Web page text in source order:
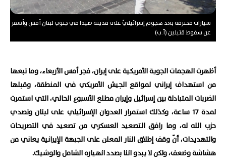
سيارات محترقة بعد هجوم إسرائيليّ على مدينة صيدا في جنوب لبنان أمس وأسفر
عن سقوط قتيلين (أ.ب)
أظهرت الهجمات الجوية الأمريكية على إيران، فجر أمس الأربعاء، وما تبعها
من استهداف إيراني لمواقع الجيش الأمريكي في المنطقة، وقبلها
الضربات المتبادلة بين إسرائيل وإيران مطلع الأسبوع الحالي، التي استمرت
لمدة 17 ساعة، وكذلك استمرار العدوان الإسرائيلي على لبنان وتصدي
حزب الله له، وما رافق التصعيد العسكري من تصعيد في التصريحات
والتهديدات، أنّ وقف إطلاق النار المعلن على الجبهة الإيرانية يعاني من
هشاشة وضعف، ولكن لا يبدو اننا بصدد انهياره الشامل والوشيك.